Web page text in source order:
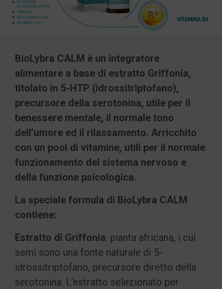
BioLybra CALM è un integratore
alimentare a base di estratto Griffonia,
titolato in 5-HTP (idrossitriptofano),
precursore della serotonina, utile per il
benessere mentale, il normale tono
dell’umore ed il rilassamento. Arricchito
con un pool di vitamine, utili per il normale
funzionamento del sistema nervoso e
della funzione psicologica.
La speciale formula di BioLybra CALM
contiene:
Estratto di Griffonia: pianta africana, i cui
semi sono una fonte naturale di 5-
idrossitriptofano, precursore diretto della
serotonina. L’estratto selezionato per